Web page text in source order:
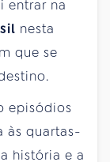
entrar na
nesta
que se
episódios
às quartas-
história e a